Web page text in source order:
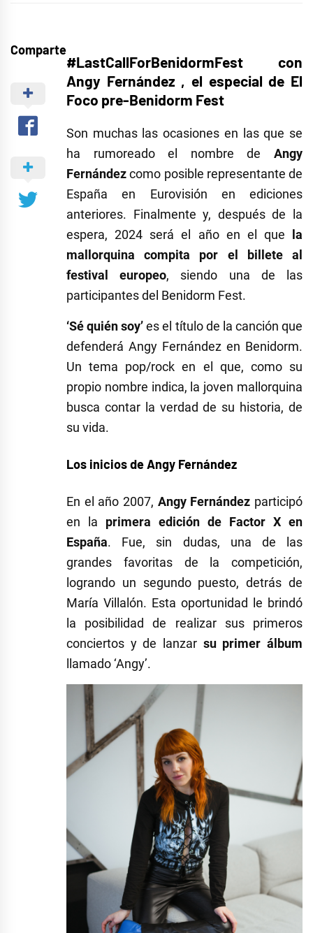
Comparte
#LastCallForBenidormFest con
Angy Fernández , el especial de El
Foco pre-Benidorm Fest
Son muchas las ocasiones en las que se
ha rumoreado el nombre de Angy
Fernándezcomo posible representante de
España en Eurovisión en ediciones
anteriores. Finalmente y, después de la
espera, 2024 será el año en el que
la
mallorquina compita por el billete al
festival europeo, siendo una de las
participantes del Benidorm Fest.
‘Sé quién soy’es el título de la canción que
defenderá Angy Fernández en Benidorm.
Un tema pop/rock en el que, como su
propio nombre indica, la joven mallorquina
busca contar la verdad de su historia, de
su vida.
Los inicios de Angy Fernández
En el año 2007, Angy Fernández participó
en la primera edición de Factor X en
España. Fue, sin dudas, una de las
grandes favoritas de la competición,
logrando un segundo puesto, detrás de
María Villalón. Esta oportunidad le brindó
la posibilidad de realizar sus primeros
conciertos y de lanzar su primer álbum
llamado ‘Angy’.